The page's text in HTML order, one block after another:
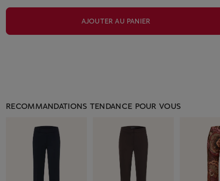
AJOUTER AU PANIER
RECOMMANDATIONS TENDANCE POUR VOUS